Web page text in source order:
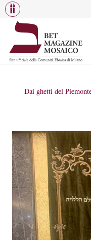
Dai ghetti del